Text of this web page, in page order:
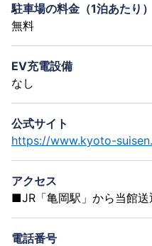
駐車場の料金（1泊あたり）
無料
EV充電設備
なし
公式サイト
https://www.kyoto-
アクセス
■JR「亀岡駅」から当館送
電話番号